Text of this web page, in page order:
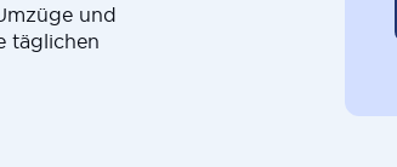
und
täglichen